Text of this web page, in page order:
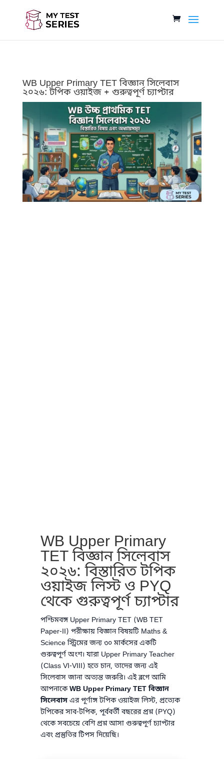
WB Upper Primary TET বিজ্ঞান সিলেবাস
২০২৬: টপিক ওয়াইজ + গুরুত্বপূর্ণ চ্যাপ্টার
WB Upper Primary
TET বিজ্ঞান সিলেবাস
২০২৬: বিস্তারিত টপিক
ওয়াইজ লিস্ট ও PYQ
থেকে গুরুত্বপূর্ণ চ্যাপ্টার
পশ্চিমবঙ্গ Upper Primary TET (WB TET
Paper-II) পরীক্ষায় বিজ্ঞান বিষয়টি Maths &
Science স্ট্রিমের জন্য ৩০ মার্কসের একটি
গুরুত্বপূর্ণ অংশ। যারা Upper Primary Teacher
(Class VI-VIII) হতে চান, তাদের জন্য এই
সিলেবাস জানা অত্যন্ত জরুরি। এই ব্লগে আমি
আপনাকেWB Upper Primary TET বিজ্ঞান
সিলেবাসএর পূর্ণাঙ্গ টপিক ওয়াইজ লিস্ট, প্রত্যেক
টপিকের সাব-টপিক, পূর্ববর্তী বছরের প্রশ্ন (PYQ)
থেকে সবচেয়ে বেশি প্রশ্ন আসা গুরুত্বপূর্ণ চ্যাপ্টার
এবং প্রস্তুতির টিপস দিয়েছি।